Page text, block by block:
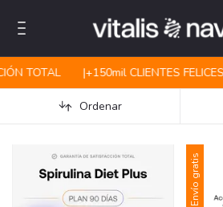
TOTAL |ㅤㅤ+150mil CLIENTES FELICES
Ordenar
Envío gratis